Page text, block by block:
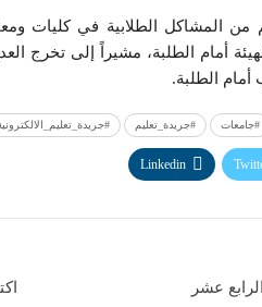
المشاكل الطلابية في كليات
أمام الطلبة، مشيراً إلى تخرج
الطلبة.
#جامعات #جريدة_تعليم
Linkedin
عشر